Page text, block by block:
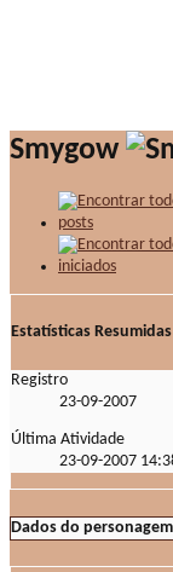
Smygow
Estatísticas Resumidas
Registro
23-09-2007
Última Atividade
23-09-2007
Dados do